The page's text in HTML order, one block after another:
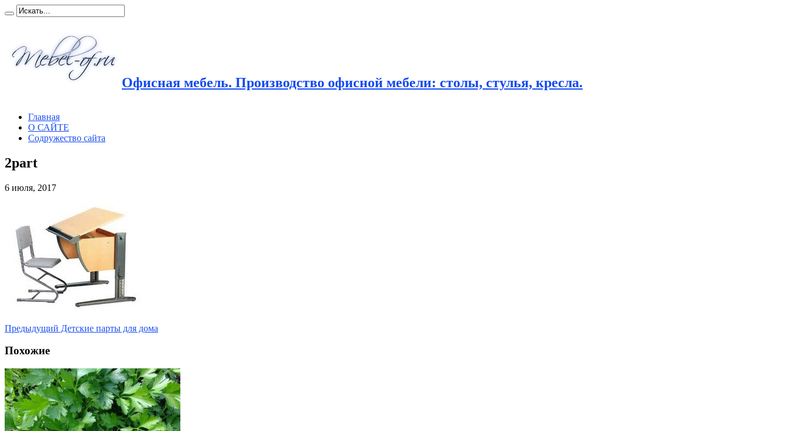
Офисная мебель. Производство офисной мебели: столы, стулья, кресла.
Главная
О САЙТЕ
Содружество сайта
2part
6 июля, 2017
Предыдущий Детские парты для дома
Похожие